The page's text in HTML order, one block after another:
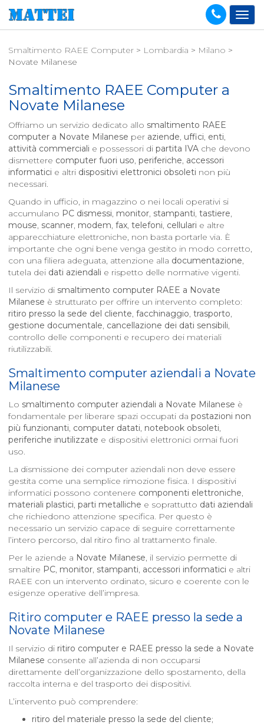
Smaltimento RAEE Computer > Lombardia > Milano >
Novate Milanese
Smaltimento RAEE Computer a
Novate Milanese
Offriamo un servizio dedicato allo smaltimento RAEE
computer a Novate Milanese per aziende, uffici, enti,
attività commerciali e possessori di partita IVA che devono
dismettere computer fuori uso, periferiche, accessori
informatici e altri dispositivi elettronici obsoleti non più
necessari.
Quando in ufficio, in magazzino o nei locali operativi si
accumulano PC dismessi, monitor, stampanti, tastiere,
mouse, scanner, modem, fax, telefoni, cellulari e altre
apparecchiature elettroniche, non basta portarle via. È
importante che ogni bene venga gestito in modo corretto,
con una filiera adeguata, attenzione alla documentazione,
tutela dei dati aziendali e rispetto delle normative vigenti.
Il servizio di smaltimento computer RAEE a Novate
Milanese è strutturato per offrire un intervento completo:
ritiro presso la sede del cliente, facchinaggio, trasporto,
gestione documentale, cancellazione dei dati sensibili,
controllo delle componenti e recupero dei materiali
riutilizzabili.
Smaltimento computer aziendali a Novate
Milanese
Lo smaltimento computer aziendali a Novate Milanese è
fondamentale per liberare spazi occupati da postazioni non
più funzionanti, computer datati, notebook obsoleti,
periferiche inutilizzate e dispositivi elettronici ormai fuori
uso.
La dismissione dei computer aziendali non deve essere
gestita come una semplice rimozione fisica. I dispositivi
informatici possono contenere componenti elettroniche,
materiali plastici, parti metalliche e soprattutto dati aziendali
che richiedono attenzione specifica. Per questo è
necessario un servizio capace di seguire correttamente
l’intero percorso, dal ritiro fino al trattamento finale.
Per le aziende a Novate Milanese, il servizio permette di
smaltire PC, monitor, stampanti, accessori informatici e altri
RAEE con un intervento ordinato, sicuro e coerente con le
esigenze operative dell’impresa.
Ritiro computer e RAEE presso la sede a
Novate Milanese
Il servizio di ritiro computer e RAEE presso la sede a Novate
Milanese consente all’azienda di non occuparsi
direttamente dell’organizzazione dello spostamento, della
raccolta interna e del trasporto dei dispositivi.
L’intervento può comprendere:
ritiro del materiale presso la sede del cliente;